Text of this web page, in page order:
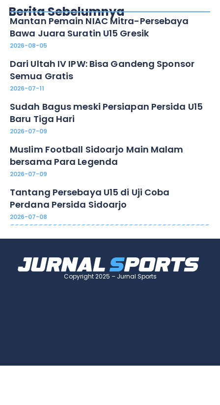
Berita Sebelumnya
Mantan Pemain NIAC Mitra-Persebaya
Bawa Juara Suratin U15 Gresik
2026-08-05
Dari Ultah IV IPW: Bisa Gandeng Sponsor
Semua Gratis
2026-07-11
Sudah Bagus meski Persiapan Persida U15
Baru Tiga Hari
2026-07-09
Muslim Football Sidoarjo Main Malam
bersama Para Legenda
2026-07-09
Tantang Persebaya U15 di Uji Coba
Perdana Persida Sidoarjo
2026-07-08
Copyright 2025 – Jurnal Sports